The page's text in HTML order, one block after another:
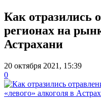
Как отразились
регионах на
Астрахани
20 октября 2021, 15:39
0